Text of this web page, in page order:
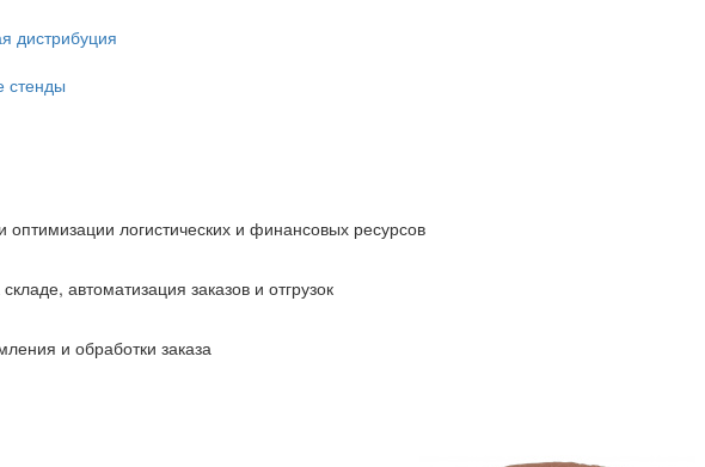
дистрибуция
стенды
оптимизации логистических и финансовых ресурсов
автоматизация заказов и отгрузок
и обработки заказа